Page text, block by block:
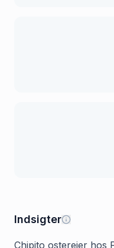
Indsigter
Chipito osterejer hos